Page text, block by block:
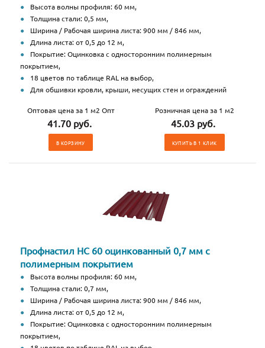
Высота волны профиля: 60 мм,
Толщина стали: 0,5 мм,
Ширина / Рабочая ширина листа: 900 мм / 846 мм,
Длина листа: от 0,5 до 12 м,
Покрытие: Оцинковка с односторонним полимерным
покрытием,
18 цветов по таблице RAL на выбор,
Для обшивки кровли, крыши, несущих стен и ограждений
Оптовая цена за 1 м2 Опт
41.70 руб.
В КОРЗИНУ
Розничная цена за 1 м2
45.03 руб.
КУПИТЬ В 1 КЛИК
Профнастил НС 60 оцинкованный 0,7 мм с
полимерным покрытием
Высота волны профиля: 60 мм,
Толщина стали: 0,7 мм,
Ширина / Рабочая ширина листа: 900 мм / 846 мм,
Длина листа: от 0,5 до 12 м,
Покрытие: Оцинковка с односторонним полимерным
покрытием,